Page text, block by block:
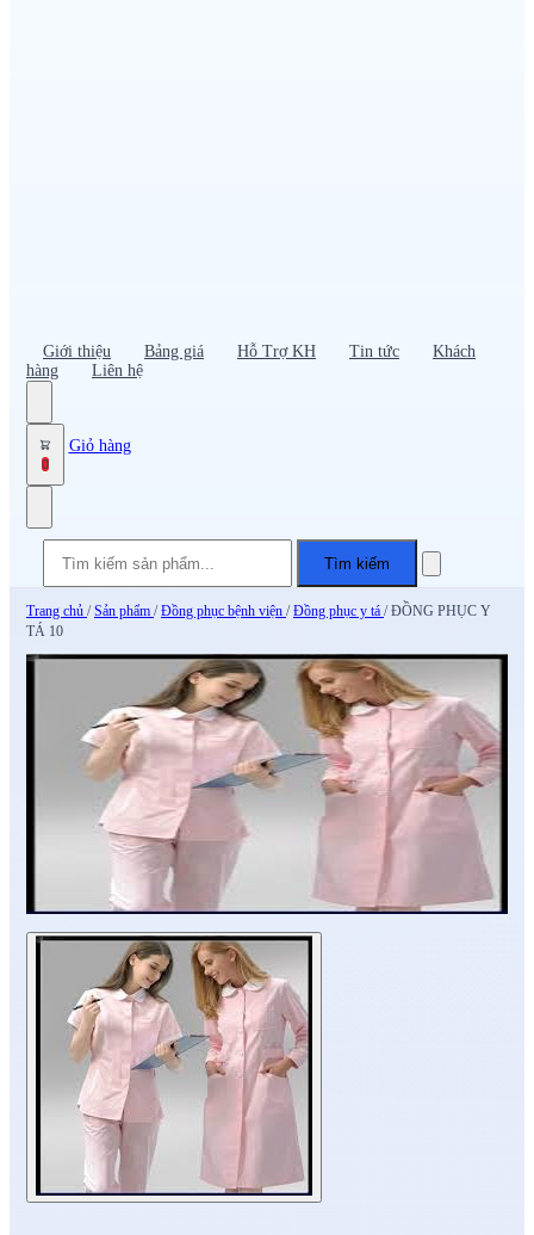
Giới thiệu Bảng giá Hỗ Trợ KH Tin tức
Khách
hàng
Liên hệ
0
Giỏ hàng
Tìm kiếm
Trang chủ / Sản phẩm / Đồng phục bệnh viện / Đồng phục y tá / ĐỒNG PHỤC Y
TÁ 10